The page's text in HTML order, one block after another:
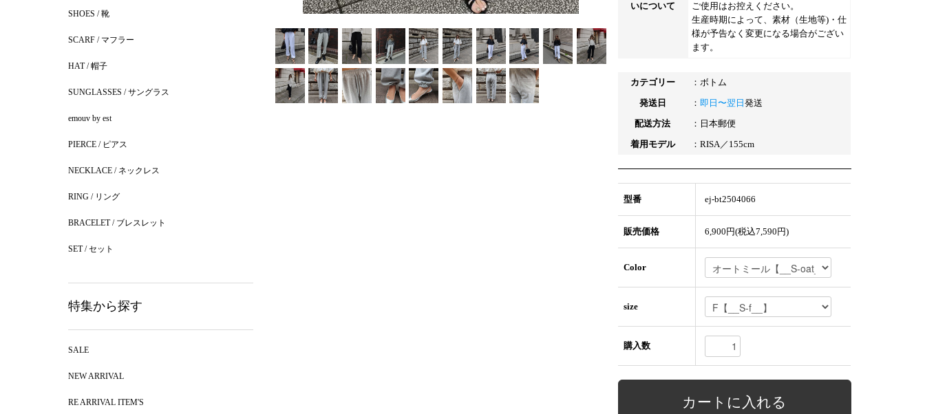
いについて
ご使用はお控えください。
生産時期によって、素材（生地等)・仕
様が予告なく変更になる場合がござい
ます。
カテゴリー ： ボトム
発送日
： 即日〜翌日 発送
配送方法
：日本郵便
着用モデル
：RISA／155cm
型番 ej-bt2504066
販売価格 6,900円(税込7,590円)
Color
size
購入数
SHOES / 靴
SCARF / マフラー
HAT / 帽子
SUNGLASSES / サングラス
emouv by est
PIERCE / ピアス
NECKLACE / ネックレス
RING / リング
BRACELET / ブレスレット
SET / セット
特集から探す
SALE
NEW ARRIVAL
RE ARRIVAL ITEM'S